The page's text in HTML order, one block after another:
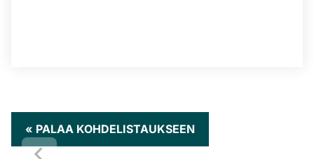
« PALAA KOHDELISTAUKSEEN